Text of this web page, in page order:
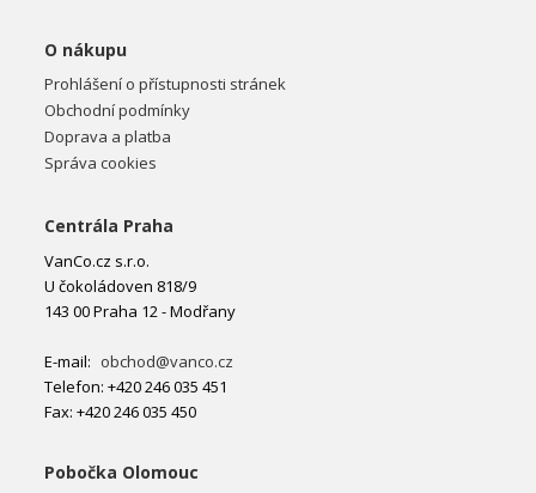
O nákupu
Prohlášení o přístupnosti stránek
Obchodní podmínky
Doprava a platba
Správa cookies
Centrála Praha
VanCo.cz s.r.o.
U čokoládoven 818/9
143 00 Praha 12 - Modřany
E-mail: obchod@vanco.cz
Telefon: +420 246 035 451
Fax: +420 246 035 450
Pobočka Olomouc